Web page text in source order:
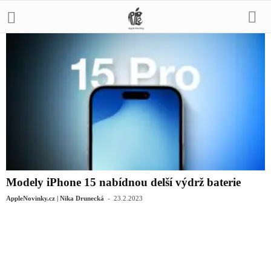
Modely iPhone 15 nabídnou delší výdrž baterie
AppleNovinky.cz | Nika Drunecká - 23.2.2023